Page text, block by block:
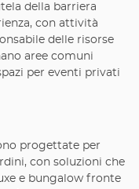
della barriera
con attività
delle risorse
aree comuni
per eventi privati
progettate per
con soluzioni che
e bungalow fronte